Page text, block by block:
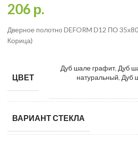
206 р.
Дверное полотно DEFORM D12 ПО
Корица)
ЦВЕТ
Дуб шале графит, Дуб
натуральный, Дуб
ВАРИАНТ СТЕКЛА